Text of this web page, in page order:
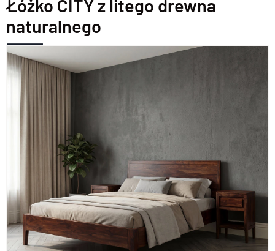
Łóżko CITY z litego drewna
naturalnego